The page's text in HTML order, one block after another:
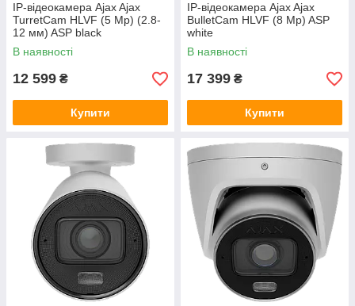
IP-відеокамера Ajax Ajax
TurretCam HLVF (5 Mp) (2.8-
12 мм) ASP black
В наявності
12 599 ₴
Купити
IP-відеокамера Ajax Ajax
BulletCam HLVF (8 Mp) ASP
white
В наявності
17 399 ₴
Купити